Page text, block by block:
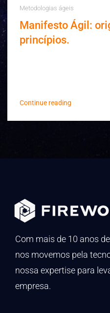
Metodologias ágeis
Manifesto Ágil:
princípios.
Continue reading
Com mais de 10 anos
nos movemos pela
nossa expertise para
empresa.